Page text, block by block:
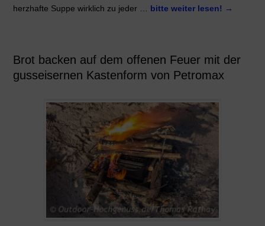
herzhafte Suppe wirklich zu jeder … bitte weiter lesen! →
Brot backen auf dem offenen Feuer mit der
gusseisernen Kastenform von Petromax